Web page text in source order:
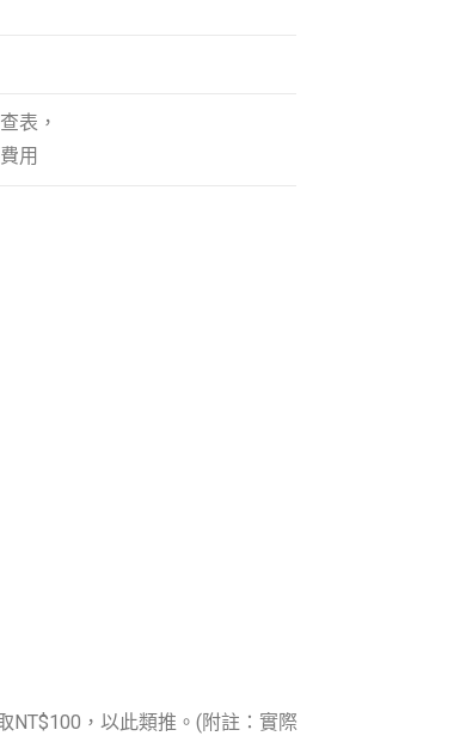
表，
用
NT$100，以此類推。(附註：實際